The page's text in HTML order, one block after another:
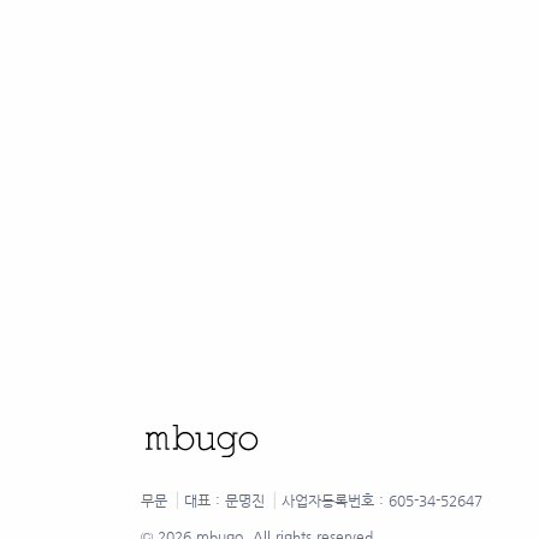
무문 대표 : 문명진
사업자등록번호 : 605-34-52647